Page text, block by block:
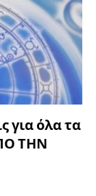
για όλα τα
ΤΗΝ